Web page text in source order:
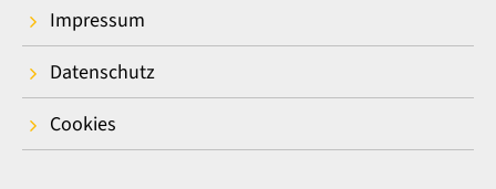
Impressum
Datenschutz
Cookies